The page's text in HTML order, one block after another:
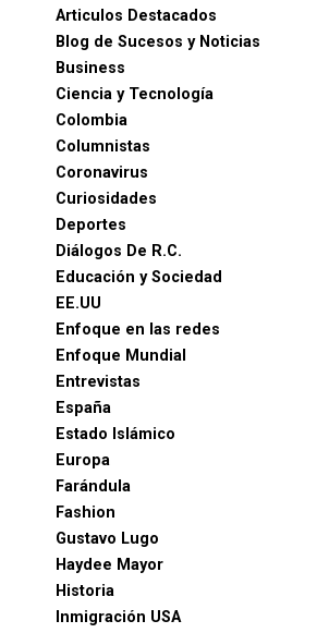
Articulos Destacados
Blog de Sucesos y Noticias
Business
Ciencia y Tecnología
Colombia
Columnistas
Coronavirus
Curiosidades
Deportes
Diálogos De R.C.
Educación y Sociedad
EE.UU
Enfoque en las redes
Enfoque Mundial
Entrevistas
España
Estado Islámico
Europa
Farándula
Fashion
Gustavo Lugo
Haydee Mayor
Historia
Inmigración USA